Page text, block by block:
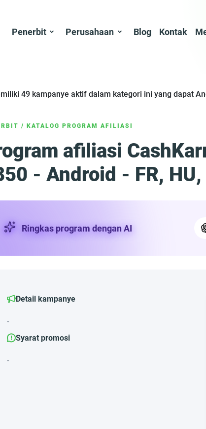
Penerbit Perusahaan Blog Kontak
49 kampanye aktif dalam kategori ini yang dapat
/ KATALOG PROGRAM AFILIASI
afiliasi
- Android - FR, HU,
Ringkas program dengan AI
Detail kampanye
-
Syarat promosi
-